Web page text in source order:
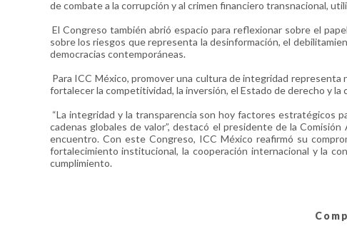
de combate a la corrupción y al crimen financiero transnacional,
El Congreso también abrió espacio para reflexionar sobre el
sobre los riesgos que representa la desinformación, el
democracias contemporáneas.
Para ICC México, promover una cultura de integridad
fortalecer la competitividad, la inversión, el Estado de derecho y la
“La integridad y la transparencia son hoy factores estratégicos
cadenas globales de valor”, destacó el presidente de la
encuentro. Con este Congreso, ICC México reafirmó su
fortalecimiento institucional, la cooperación internacional y la
cumplimiento.